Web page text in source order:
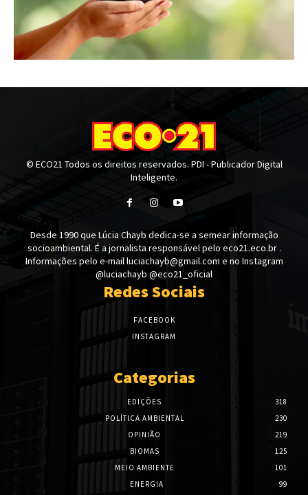
© ECO21 Todos os direitos reservados. PDI - Publicador Digital
Inteligente.
Desde 1990 que Lúcia Chayb dedica-se a semear informação
socioambiental. É a jornalista responsável pelo eco21.eco.br .
Informações pelo e-mail luciachayb@gmail.com e no Instagram
@luciachayb @eco21_oficial
Redes Sociais
FACEBOOK
INSTAGRAM
Categorias
EDIÇÕES
318
POLÍTICA AMBIENTAL
230
OPINIÃO
219
BIOMAS
125
MEIO AMBIENTE
101
ENERGIA
99